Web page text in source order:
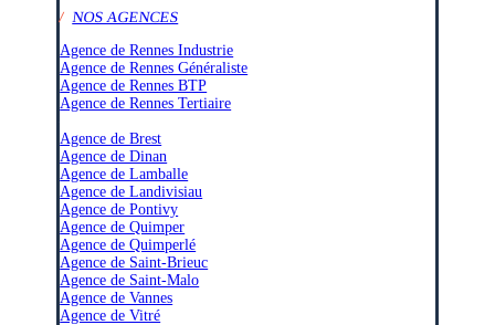
/ NOS AGENCES
Agence de Rennes Industrie
Agence de Rennes Généraliste
Agence de Rennes BTP
Agence de Rennes Tertiaire
Agence de Brest
Agence de Dinan
Agence de Lamballe
Agence de Landivisiau
Agence de Pontivy
Agence de Quimper
Agence de Quimperlé
Agence de Saint-Brieuc
Agence de Saint-Malo
Agence de Vannes
Agence de Vitré